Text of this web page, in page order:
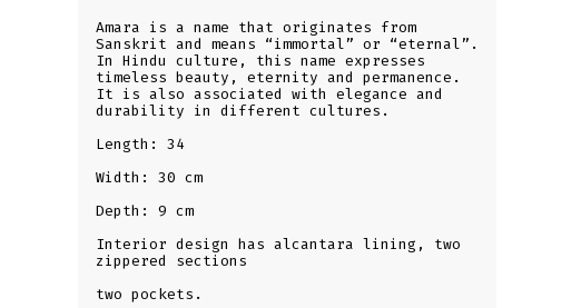
Amara is a name that originates from
Sanskrit and means “immortal” or “eternal”.
In Hindu culture, this name expresses
timeless beauty, eternity and permanence.
It is also associated with elegance and
durability in different cultures.
Length: 34
Width: 30 cm
Depth: 9 cm
Interior design has alcantara lining, two
zippered sections
two pockets.